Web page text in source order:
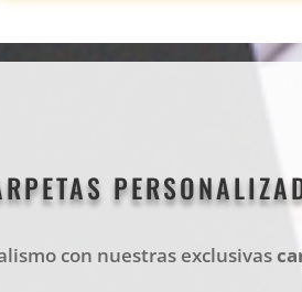
con nuestras exclusivas